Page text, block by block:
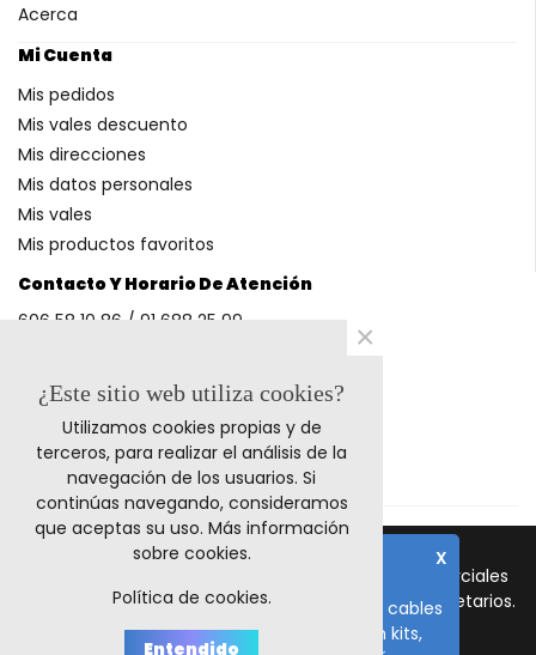
Contacto Y Horario De Atención
606 58 10 86 / 91 688 25 99
Métodos De Pago
Acerca
Mi Cuenta
Mis pedidos
Mis vales descuento
Mis direcciones
Mis datos personales
Mis vales
Mis productos favoritos
© 2011-2024 Retrocables. Los logos y marcas comerciales
mencionadas corresponden a sus respectivos propietarios.
Todos los precios incluyen I.V.A.
X
El plazo de fabricación de todos los cables
es de 10-15 días laborables, salvo en kits,
¿Este sitio web utiliza cookies?
Utilizamos cookies propias y de
terceros, para realizar el análisis de la
navegación de los usuarios. Si
continúas navegando, consideramos
que aceptas su uso. Más información
sobre cookies.
Política de cookies.
Entendido
×